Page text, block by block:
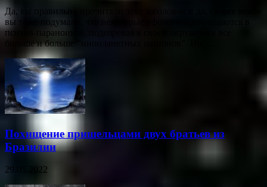
Да, вы правильно прочитали этот заголовок и да, скорее всего
вы тоже подумали, что некоторые уфологи превращаются в
психов-параноиков, подозревая в своем окружении все
больше и больше "инопланетных шпионов". Но, …
Похищение пришельцами двух братьев из
Бразилии
29.05.2022